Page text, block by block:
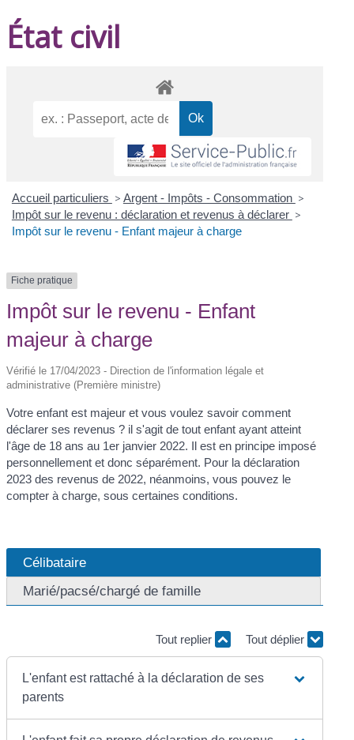
État civil
Accueil particuliers > Argent - Impôts - Consommation >
Impôt sur le revenu : déclaration et revenus à déclarer >
Impôt sur le revenu - Enfant majeur à charge
Fiche pratique
Impôt sur le revenu - Enfant
majeur à charge
Vérifié le 17/04/2023 - Direction de l'information légale et
administrative (Première ministre)
Votre enfant est majeur et vous voulez savoir comment
déclarer ses revenus ? il s'agit de tout enfant ayant atteint
l'âge de 18 ans au 1er janvier 2022. Il est en principe imposé
personnellement et donc séparément. Pour la déclaration
2023 des revenus de 2022, néanmoins, vous pouvez le
compter à charge, sous certaines conditions.
Célibataire
Marié/pacsé/chargé de famille
Tout replier Tout déplier
L'enfant est rattaché à la déclaration de ses
parents